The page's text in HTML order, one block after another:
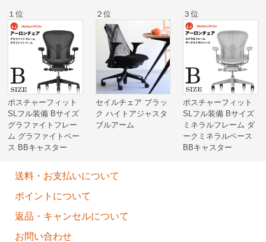
１位
ポスチャーフィット
SLフル装備 Bサイズ
グラファイトフレー
ム グラファイトベー
ス BBキャスター
２位
セイルチェア ブラッ
ク ハイトアジャスタ
ブルアーム
３位
ポスチャーフィット
SLフル装備 Bサイズ
ミネラルフレーム ダ
ークミネラルベース
BBキャスター
送料・お支払いについて
ポイントについて
返品・キャンセルについて
お問い合わせ